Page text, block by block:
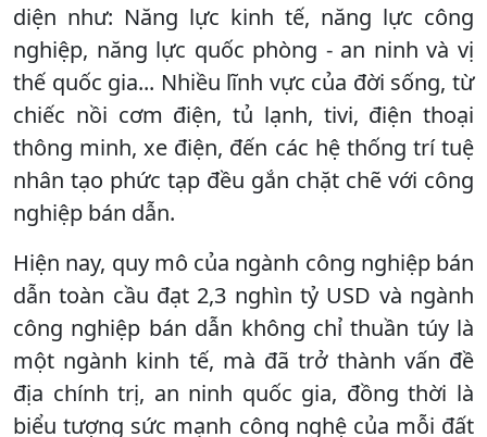
diện như: Năng lực kinh tế, năng lực công
nghiệp, năng lực quốc phòng - an ninh và vị
thế quốc gia... Nhiều lĩnh vực của đời sống, từ
chiếc nồi cơm điện, tủ lạnh, tivi, điện thoại
thông minh, xe điện, đến các hệ thống trí tuệ
nhân tạo phức tạp đều gắn chặt chẽ với công
nghiệp bán dẫn.
Hiện nay, quy mô của ngành công nghiệp bán
dẫn toàn cầu đạt 2,3 nghìn tỷ USD và ngành
công nghiệp bán dẫn không chỉ thuần túy là
một ngành kinh tế, mà đã trở thành vấn đề
địa chính trị, an ninh quốc gia, đồng thời là
biểu tượng sức mạnh công nghệ của mỗi đất